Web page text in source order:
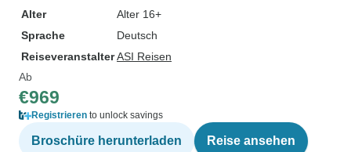
Alter
Alter 16+
Sprache
Deutsch
ReiseveranstalterASI Reisen
Ab
€969
Registrieren to unlock savings
Broschüre herunterladen Reise ansehen